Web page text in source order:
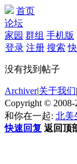
首页
论坛
家园 群组 手机版
登录 注册 搜索
没有找到帖子
Archiver|关于我们|
Copyright © 2008-
和你在一起: 北美
快速回复 返回顶